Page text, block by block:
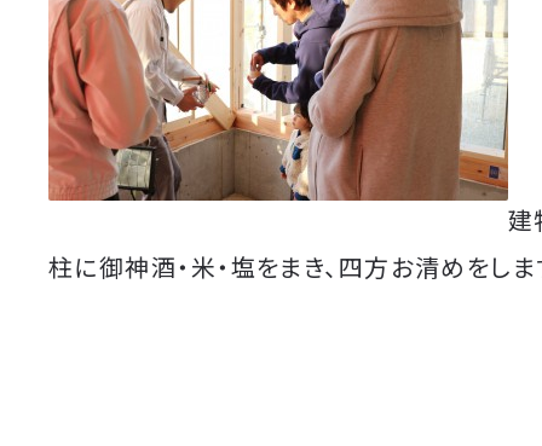
建
柱に御神酒・米・塩をまき、四方お清めをしま